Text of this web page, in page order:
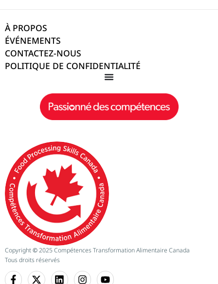
À PROPOS
ÉVÉNEMENTS
CONTACTEZ-NOUS
POLITIQUE DE CONFIDENTIALITÉ
Copyright©2025 Compétences Transformation Alimentaire Canada
Tous droits réservés